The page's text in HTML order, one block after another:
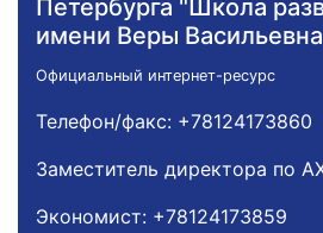
Петербурга "Школа
имени Веры
Официальный интернет-ресурс
Телефон/факс: +78124173860
Заместитель директора по
Экономист: +78124173859